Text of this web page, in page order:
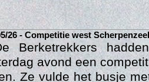
26 - Competitie west Scherpenzeel
Berketrekkers
avond een